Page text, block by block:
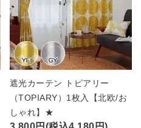
遮光カーテン トピアリー
（TOPIARY）1枚入【北欧/お
しゃれ】★